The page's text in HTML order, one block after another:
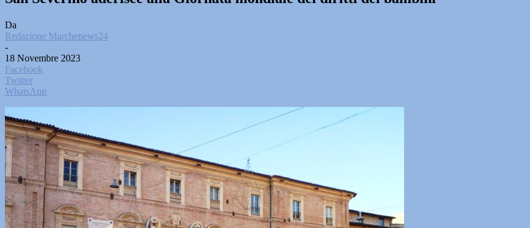
Da
Redazione Marchenews24
-
18 Novembre 2023
Facebook
Twitter
WhatsApp